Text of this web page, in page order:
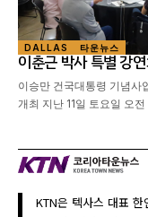
DALLAS 타운뉴스
이춘근 박사 특별 강
이승만 건국대통령 기념사
개최 지난 11일 토요일 오
KTN은 텍사스 대표